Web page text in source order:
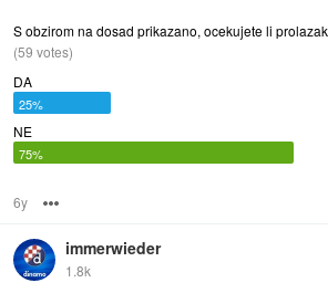
S obzirom na dosad prikazano, ocekujete li
(59 votes)
DA
25%
NE
75%
6y
immerwieder
1.8k